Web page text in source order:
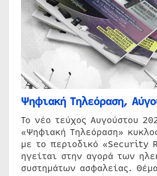
Ψηφιακή Τηλεόραση,
Το νέο τεύχος Αυγούστου
«Ψηφιακή Τηλεόραση»
με το περιοδικό «Security
ηγείται στην αγορά των
συστημάτων ασφαλείας.